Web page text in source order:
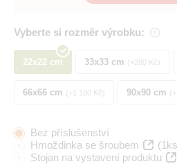
Vyberte si rozměr výrobku:
22x22 cm 33x33 cm +280 Kč
66x66 cm +1 100 Kč 90x90 cm
Bez příslušenství
Hmoždinka se šroubem
Stojan na vystavení produktu